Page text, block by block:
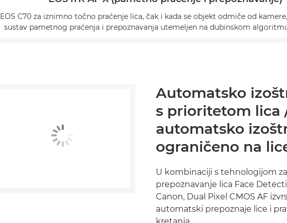
EOS C70 za iznimno točno praćenje lica, čak i kada se objekt odmiče od
sustav pametnog praćenja i prepoznavanja utemeljen na dubinskom
Automatsko
s prioritetom lica
automatsko
ograničeno na
U kombinaciji s tehnologijom za
prepoznavanje lica Face
Canon, Dual Pixel CMOS AF
automatski prepoznaje lice i
kretanja.